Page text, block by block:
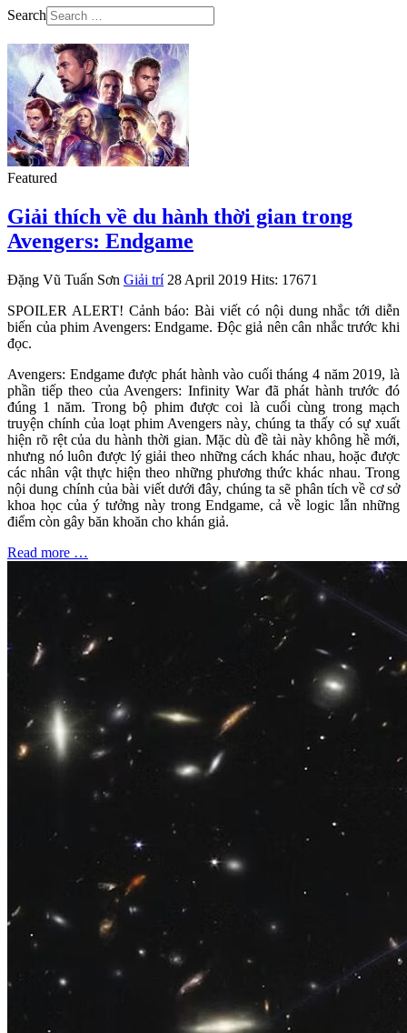
Search
Featured
Giải thích về du hành thời gian trong
Avengers: Endgame
Đặng Vũ Tuấn Sơn Giải trí 28 April 2019 Hits: 17671
SPOILER ALERT! Cảnh báo: Bài viết có nội dung nhắc tới diễn
biến của phim Avengers: Endgame. Độc giả nên cân nhắc trước khi
đọc.
Avengers: Endgame được phát hành vào cuối tháng 4 năm 2019, là
phần tiếp theo của Avengers: Infinity War đã phát hành trước đó
đúng 1 năm. Trong bộ phim được coi là cuối cùng trong mạch
truyện chính của loạt phim Avengers này, chúng ta thấy có sự xuất
hiện rõ rệt của du hành thời gian. Mặc dù đề tài này không hề mới,
nhưng nó luôn được lý giải theo những cách khác nhau, hoặc được
các nhân vật thực hiện theo những phương thức khác nhau. Trong
nội dung chính của bài viết dưới đây, chúng ta sẽ phân tích về cơ sở
khoa học của ý tưởng này trong Endgame, cả về logic lẫn những
điểm còn gây băn khoăn cho khán giả.
Read more …